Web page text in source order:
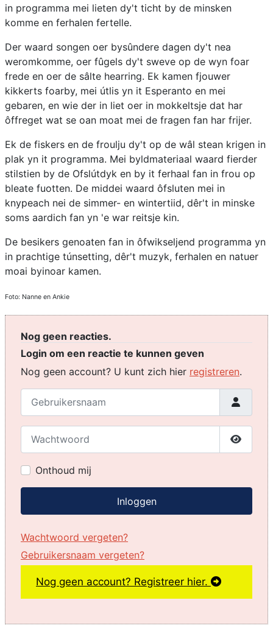
in programma mei lieten dy't ticht by de minsken
komme en ferhalen fertelle.
Der waard songen oer bysûndere dagen dy't nea
weromkomme, oer fûgels dy't sweve op de wyn foar
frede en oer de sâlte hearring. Ek kamen fjouwer
kikkerts foarby, mei útlis yn it Esperanto en mei
gebaren, en wie der in liet oer in mokkeltsje dat har
ôffreget wat se oan moat mei de fragen fan har frijer.
Ek de fiskers en de froulju dy't op de wâl stean krigen in
plak yn it programma. Mei byldmateriaal waard fierder
stilstien by de Ofslútdyk en by it ferhaal fan in frou op
bleate fuotten. De middei waard ôfsluten mei in
knypeach nei de simmer- en wintertiid, dêr't in minske
soms aardich fan yn 'e war reitsje kin.
De besikers genoaten fan in ôfwikseljend programma yn
in prachtige túnsetting, dêr't muzyk, ferhalen en natuer
moai byinoar kamen.
Foto: Nanne en Ankie
Nog geen reacties.
Login om een reactie te kunnen geven
Nog geen account? U kunt zich hier registreren.
Toon
Onthoud mij
Inloggen
Wachtwoord vergeten?
Gebruikersnaam vergeten?
Nog geen account? Registreer hier.